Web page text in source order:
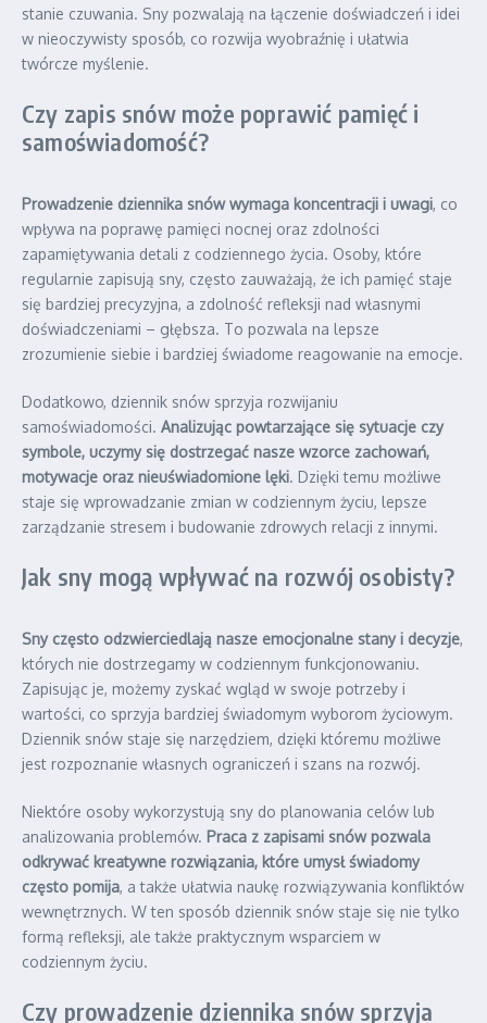
stanie czuwania. Sny pozwalają na łączenie doświadczeń i idei
w nieoczywisty sposób, co rozwija wyobraźnię i ułatwia
twórcze myślenie.
Czy zapis snów może poprawić pamięć i
samoświadomość?
Prowadzenie dziennika snów wymaga koncentracji i uwagi, co
wpływa na poprawę pamięci nocnej oraz zdolności
zapamiętywania detali z codziennego życia. Osoby, które
regularnie zapisują sny, często zauważają, że ich pamięć staje
się bardziej precyzyjna, a zdolność refleksji nad własnymi
doświadczeniami – głębsza. To pozwala na lepsze
zrozumienie siebie i bardziej świadome reagowanie na emocje.
Dodatkowo, dziennik snów sprzyja rozwijaniu
samoświadomości. Analizując powtarzające się sytuacje czy
symbole, uczymy się dostrzegać nasze wzorce zachowań,
motywacje oraz nieuświadomione lęki. Dzięki temu możliwe
staje się wprowadzanie zmian w codziennym życiu, lepsze
zarządzanie stresem i budowanie zdrowych relacji z innymi.
Jak sny mogą wpływać na rozwój osobisty?
Sny często odzwierciedlają nasze emocjonalne stany i decyzje,
których nie dostrzegamy w codziennym funkcjonowaniu.
Zapisując je, możemy zyskać wgląd w swoje potrzeby i
wartości, co sprzyja bardziej świadomym wyborom życiowym.
Dziennik snów staje się narzędziem, dzięki któremu możliwe
jest rozpoznanie własnych ograniczeń i szans na rozwój.
Niektóre osoby wykorzystują sny do planowania celów lub
analizowania problemów. Praca z zapisami snów pozwala
odkrywać kreatywne rozwiązania, które umysł świadomy
często pomija, a także ułatwia naukę rozwiązywania konfliktów
wewnętrznych. W ten sposób dziennik snów staje się nie tylko
formą refleksji, ale także praktycznym wsparciem w
codziennym życiu.
Czy prowadzenie dziennika snów sprzyja